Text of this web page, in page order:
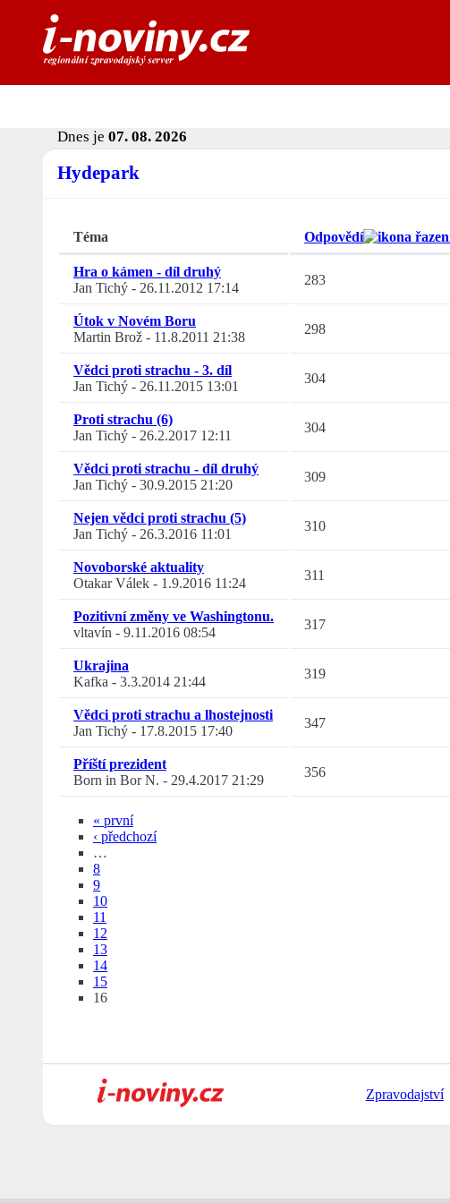
Dnes je 07. 08. 2026
Hydepark
Téma Odpovědí
Hra o kámen - díl druhý
Jan Tichý - 26.11.2012 17:14
283
Útok v Novém Boru
Martin Brož - 11.8.2011 21:38
298
Vědci proti strachu - 3. díl
Jan Tichý - 26.11.2015 13:01
304
Proti strachu (6)
Jan Tichý - 26.2.2017 12:11
304
Vědci proti strachu - díl druhý
Jan Tichý - 30.9.2015 21:20
309
Nejen vědci proti strachu (5)
Jan Tichý - 26.3.2016 11:01
310
Novoborské aktuality
Otakar Válek - 1.9.2016 11:24
311
Pozitivní změny ve Washingtonu.
vltavín - 9.11.2016 08:54
317
Ukrajina
Kafka - 3.3.2014 21:44
319
Vědci proti strachu a lhostejnosti
Jan Tichý - 17.8.2015 17:40
347
Příští prezident
Born in Bor N. - 29.4.2017 21:29
356
« první
‹ předchozí
…
8
9
10
11
12
13
14
15
16
Zpravodajství